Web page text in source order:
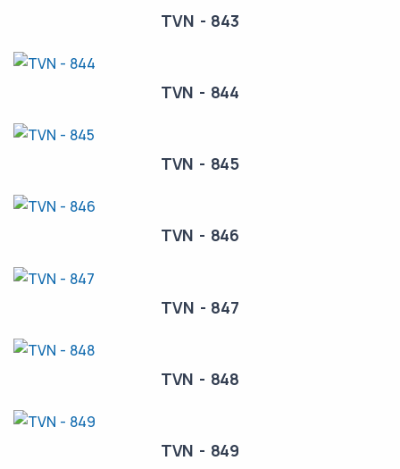
TVN - 843
TVN - 844
TVN - 845
TVN - 846
TVN - 847
TVN - 848
TVN - 849